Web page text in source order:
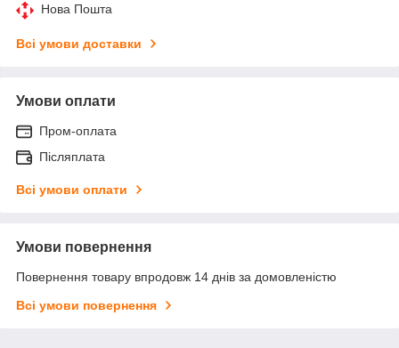
Нова Пошта
Всі умови доставки
Умови оплати
Пром-оплата
Післяплата
Всі умови оплати
Умови повернення
Повернення товару впродовж 14 днів за домовленістю
Всі умови повернення